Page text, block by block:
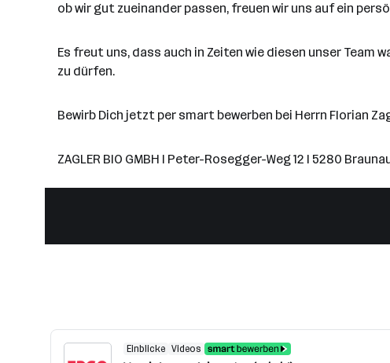
ob wir gut zueinander passen, freuen wir uns auf ein
Es freut uns, dass auch in Zeiten wie diesen unser
zu dürfen.
Bewirb Dich jetzt per smart bewerben bei Herrn Florian
ZAGLER BIO GMBH I Peter-Rosegger-Weg 12 I 5280
Einblicke Videos